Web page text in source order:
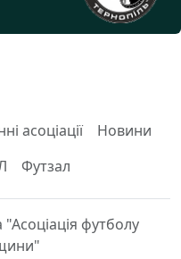
асоціації
Новини
Футзал
футболу